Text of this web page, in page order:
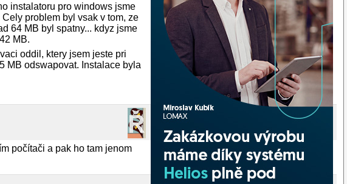
instalatoru pro windows jsme
problem byl vsak v tom, ze
64 MB byl spatny... kdyz jsme
MB.
oddil, ktery jsem jeste pri
MB odswapovat. Instalace byla
počítači a pak ho tam jenom